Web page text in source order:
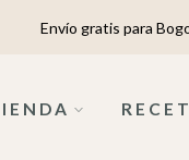
Envío gratis para